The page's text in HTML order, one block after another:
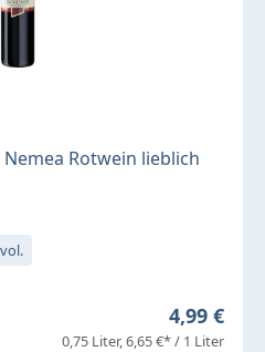
Rotwein lieblich
Regulärer
4,99 €
0,75 Liter 6,65 €* / 1 Liter